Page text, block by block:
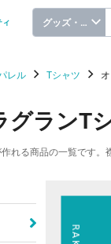
ィ グッズ・ノベル
レル Tシャツ
グランT
れる商品の一覧です